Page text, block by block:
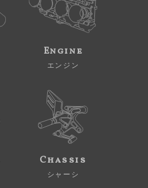
Engine
エンジン
Chassis
シャーシ